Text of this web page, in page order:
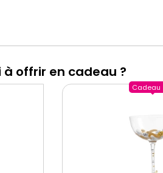
à offrir en cadeau ?
Cadeau